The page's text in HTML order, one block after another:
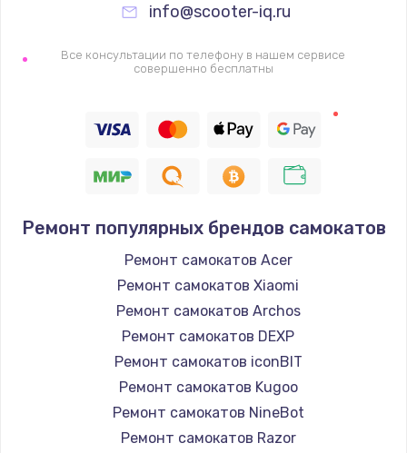
info@scooter-iq.ru
Все консультации по телефону в нашем сервисе
совершенно бесплатны
Ремонт популярных брендов самокатов
Ремонт самокатов Acer
Ремонт самокатов Xiaomi
Ремонт самокатов Archos
Ремонт самокатов DEXP
Ремонт самокатов iconBIT
Ремонт самокатов Kugoo
Ремонт самокатов NineBot
Ремонт самокатов Razor